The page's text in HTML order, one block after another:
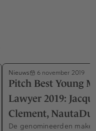
Nieuws 6 november 2019
Pitch Best Young
Lawyer 2019:
Clement,
De genomineerden